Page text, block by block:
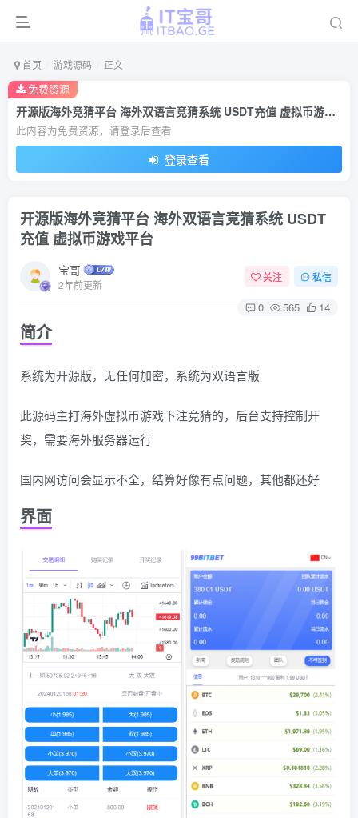
首页 游戏源码 正文
开源版海外竞猜平台 海外双语言竞猜系统 USDT充值 虚拟币游戏平台
此内容为免费资源，请登录后查看
登录查看
免费资源
开源版海外竞猜平台 海外双语言竞猜系统 USDT
充值 虚拟币游戏平台
宝哥
2年前更新
关注 私信
0 565 14
简介
系统为开源版，无任何加密，系统为双语言版
此源码主打海外虚拟币游戏下注竞猜的，后台支持控制开
奖，需要海外服务器运行
国内网访问会显示不全，结算好像有点问题，其他都还好
界面